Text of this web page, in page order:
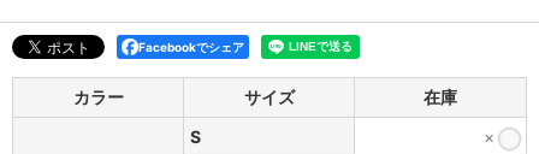
Facebookでシェア
カラー サイズ 在庫
S
×